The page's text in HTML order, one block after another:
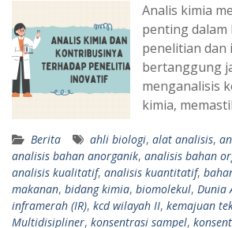
Analis kimia
penting
penelitian dan
bertanggung
menganalisis
kimia,
Berita ahli biologi, alat analisis,
analisis bahan anorganik, analisis bahan
analisis kualitatif, analisis kuantitatif,
makanan, bidang kimia, biomolekul, Dunia
inframerah (IR), kcd wilayah II, kemajuan
Multidisipliner, konsentrasi sampel,